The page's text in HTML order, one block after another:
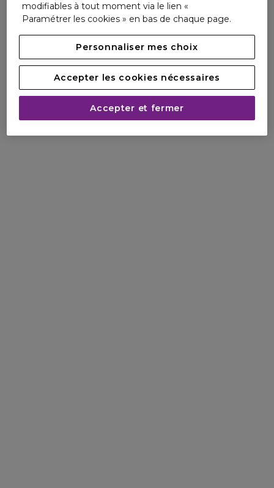
modifiables à tout moment via le lien «
Paramétrer les cookies » en bas de chaque page.
Personnaliser mes choix
Accepter les cookies nécessaires
Accepter et fermer